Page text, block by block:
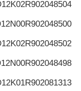
R902048504
R902048500
R902048502
R902048498
R902081313